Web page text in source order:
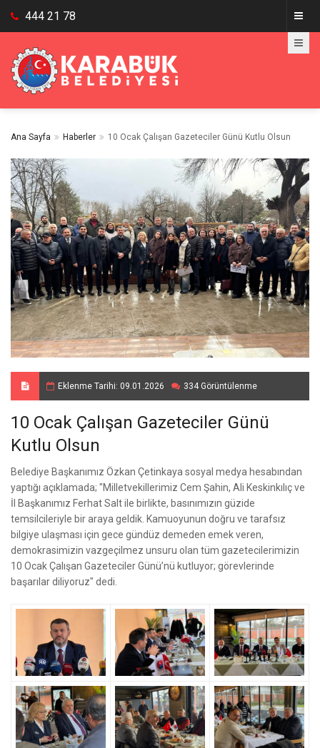
444 21 78
Ana Sayfa Haberler 10 Ocak Çalışan Gazeteciler Günü Kutlu Olsun
Eklenme Tarihi: 09.01.2026 334 Görüntülenme
10 Ocak Çalışan Gazeteciler Günü
Kutlu Olsun
Belediye Başkanımız Özkan Çetinkaya sosyal medya hesabından
yaptığı açıklamada; "Milletvekillerimiz Cem Şahin, Ali Keskinkılıç ve
İl Başkanımız Ferhat Salt ile birlikte, basınımızın güzide
temsilcileriyle bir araya geldik. Kamuoyunun doğru ve tarafsız
bilgiye ulaşması için gece gündüz demeden emek veren,
demokrasimizin vazgeçilmez unsuru olan tüm gazetecilerimizin
10 Ocak Çalışan Gazeteciler Günü’nü kutluyor; görevlerinde
başarılar diliyoruz" dedi.